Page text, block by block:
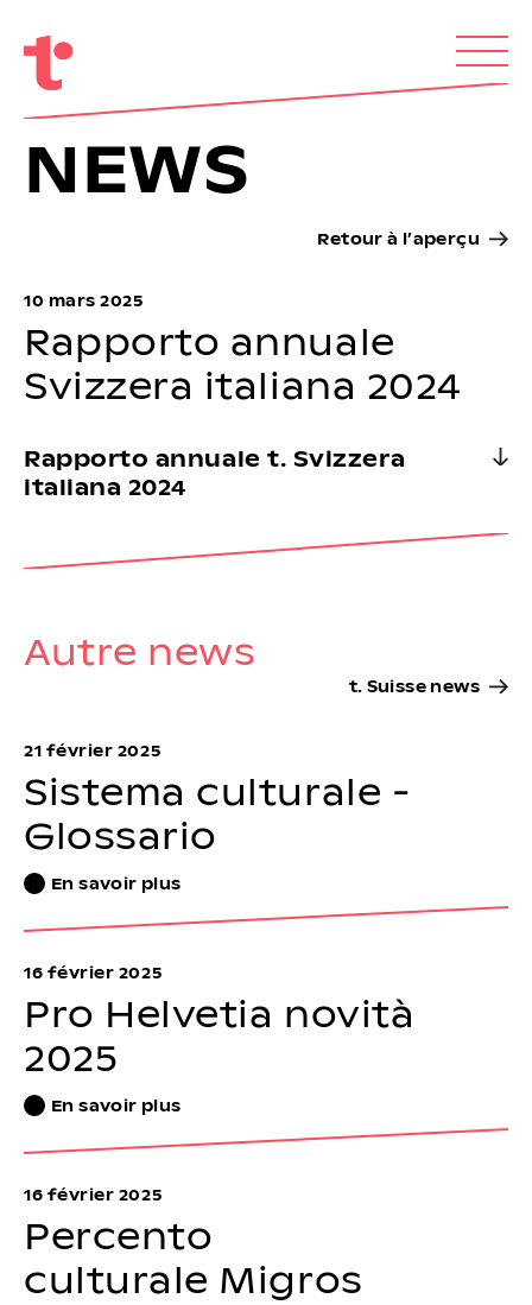
NEWS
10 mars 2025
Rapporto annuale
Svizzera italiana 2024
Retour à l’aperçu
Rapporto annuale t. Svizzera
italiana 2024
Autre news
t. Suisse news
21 février 2025
Sistema culturale -
Glossario
En savoir plus
16 février 2025
Pro Helvetia novità
2025
En savoir plus
16 février 2025
Percento
culturale Migros